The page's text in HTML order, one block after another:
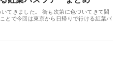
てきました。 街も次第に色づいてきて間
とで今回は東京から日帰りで行ける紅葉バ